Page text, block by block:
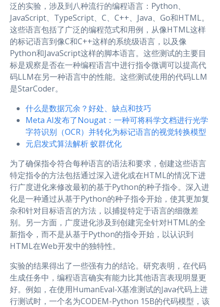
泛的实验，涉及到八种流行的编程语言：Python、
JavaScript、TypeScript、C、C++、Java、Go和HTML。
这些语言包括了广泛的编程范式和用例，从像HTML这样
的标记语言到像C和C++这样的系统级语言，以及像
Python和JavaScript这样的脚本语言。这些测试的主要目
标是观察是否在一种编程语言中进行指令微调可以提高代
码LLM在另一种语言中的性能。这些测试使用的代码LLM
是StarCoder。
什么是数据冗余？好处、缺点和技巧
Meta AI发布了Nougat：一种可将科学文档进行光学
字符识别（OCR）并转化为标记语言的视觉转换模型
元启发式算法解析 蚁群优化
为了确保指令符合每种语言的语法和要求，创建这些语言
特定指令的方法包括通过深入进化或在HTML的情况下进
行广度进化来修改最初的基于Python的种子指令。深入进
化是一种通过从基于Python的种子指令开始，使其更加复
杂和针对目标语言的方法，以捕捉特定于语言的细微差
别。另一方面，广度进化涉及到创建完全针对HTML的全
新指令，而不是从基于Python的指令开始，以认识到
HTML在Web开发中的独特性。
实验的结果得出了一些强有力的结论。研究表明，在代码
生成任务中，编程语言确实有能力比其他语言表现明显更
好。例如，在使用HumanEval-X基准测试的Java代码上进
行测试时，一个名为CODEM-Python 15B的代码模型，该